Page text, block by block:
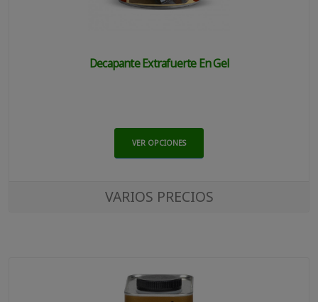
Decapante Extrafuerte En Gel
VER OPCIONES
VARIOS PRECIOS